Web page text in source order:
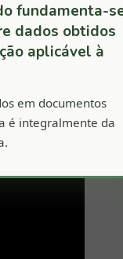
fundamenta-
dados obtidos
aplicável à
em documentos
é integralmente da